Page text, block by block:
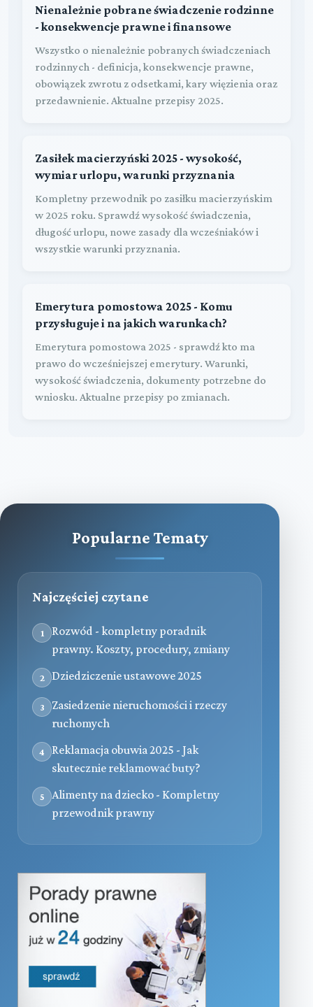
Nienależnie pobrane świadczenie rodzinne
- konsekwencje prawne i finansowe
Wszystko o nienależnie pobranych świadczeniach
rodzinnych - definicja, konsekwencje prawne,
obowiązek zwrotu z odsetkami, kary więzienia oraz
przedawnienie. Aktualne przepisy 2025.
Zasiłek macierzyński 2025 - wysokość,
wymiar urlopu, warunki przyznania
Kompletny przewodnik po zasiłku macierzyńskim
w 2025 roku. Sprawdź wysokość świadczenia,
długość urlopu, nowe zasady dla wcześniaków i
wszystkie warunki przyznania.
Emerytura pomostowa 2025 - Komu
przysługuje i na jakich warunkach?
Emerytura pomostowa 2025 - sprawdź kto ma
prawo do wcześniejszej emerytury. Warunki,
wysokość świadczenia, dokumenty potrzebne do
wniosku. Aktualne przepisy po zmianach.
Popularne Tematy
Najczęściej czytane
1
Rozwód - kompletny poradnik
prawny. Koszty, procedury, zmiany
2 Dziedziczenie ustawowe 2025
3
Zasiedzenie nieruchomości i rzeczy
ruchomych
4
Reklamacja obuwia 2025 - Jak
skutecznie reklamować buty?
5
Alimenty na dziecko - Kompletny
przewodnik prawny